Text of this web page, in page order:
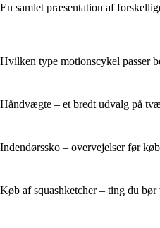
En samlet præsentation af
Hvilken type motionscykel passer
Håndvægte – et bredt udvalg på
Indendørssko – overvejelser før køb
Køb af squashketcher – ting du bør